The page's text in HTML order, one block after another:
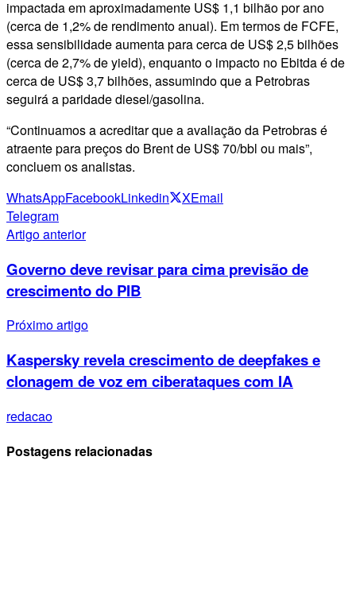
impactada em aproximadamente US$ 1,1 bilhão por ano
(cerca de 1,2% de rendimento anual). Em termos de FCFE,
essa sensibilidade aumenta para cerca de US$ 2,5 bilhões
(cerca de 2,7% de yield), enquanto o impacto no Ebitda é de
cerca de US$ 3,7 bilhões, assumindo que a Petrobras
seguirá a paridade diesel/gasolina.
“Continuamos a acreditar que a avaliação da Petrobras é
atraente para preços do Brent de US$ 70/bbl ou mais”,
concluem os analistas.
WhatsAppFacebookLinkedin XEmail
Telegram
Artigo anterior
Governo deve revisar para cima previsão de
crescimento do PIB
Próximo artigo
Kaspersky revela crescimento de deepfakes e
clonagem de voz em ciberataques com IA
redacao
Postagens relacionadas